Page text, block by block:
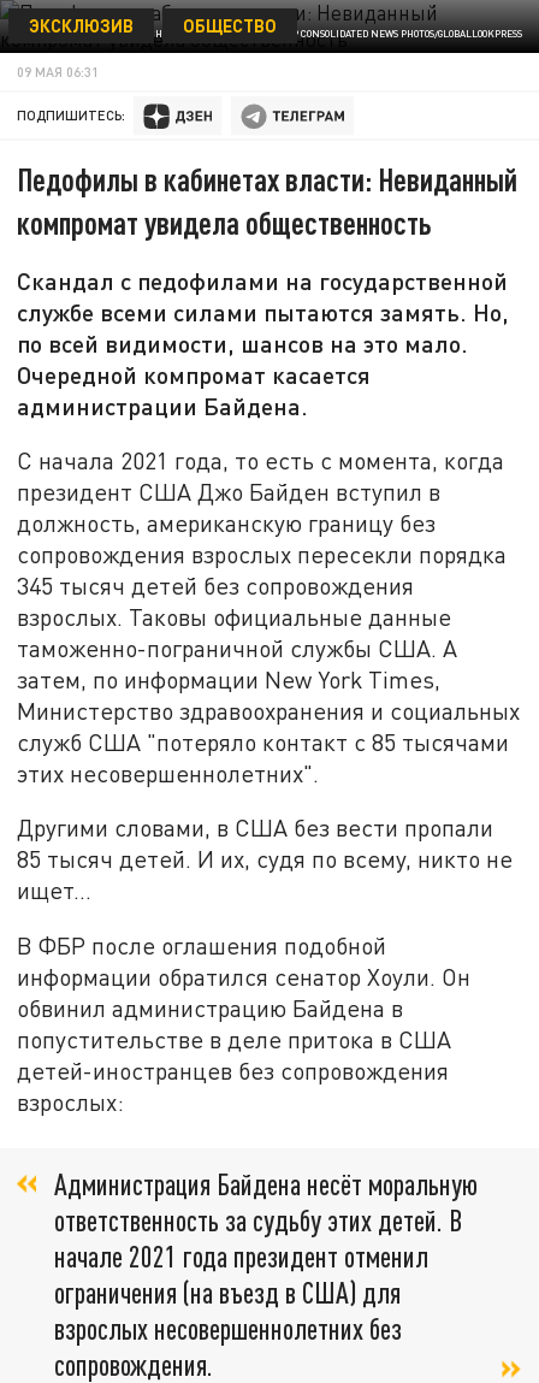
© CHRIS KLEPONIS - POOL VIA CNP CONSOLIDATED NEWS PHOTOS/GLOBALLOOKPRESS
ЭКСКЛЮЗИВ ОБЩЕСТВО
09 МАЯ 06:31
ПОДПИШИТЕСЬ:
Педофилы в кабинетах власти: Невиданный
компромат увидела общественность
Скандал с педофилами на государственной
службе всеми силами пытаются замять. Но,
по всей видимости, шансов на это мало.
Очередной компромат касается
администрации Байдена.
С начала 2021 года, то есть с момента, когда
президент США Джо Байден вступил в
должность, американскую границу без
сопровождения взрослых пересекли порядка
345 тысяч детей без сопровождения
взрослых. Таковы официальные данные
таможенно-пограничной службы США. А
затем, по информации New York Times,
Министерство здравоохранения и социальных
служб США "потеряло контакт с 85 тысячами
этих несовершеннолетних".
Другими словами, в США без вести пропали
85 тысяч детей. И их, судя по всему, никто не
ищет...
В ФБР после оглашения подобной
информации обратился сенатор Хоули. Он
обвинил администрацию Байдена в
попустительстве в деле притока в США
детей-иностранцев без сопровождения
взрослых:
Администрация Байдена несёт моральную
ответственность за судьбу этих детей. В
начале 2021 года президент отменил
ограничения (на въезд в США) для
взрослых несовершеннолетних без
сопровождения.